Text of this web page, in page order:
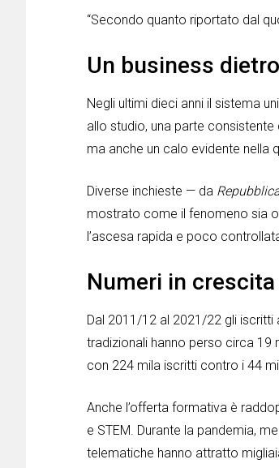
“Secondo quanto riportato dal
Un business
Negli ultimi dieci anni il sistema
allo studio, una parte
ma anche un calo evidente nella
Diverse inchieste — da
mostrato come il fenomeno sia
l’ascesa rapida e poco
Numeri in
Dal 2011/12 al 2021/22 gli iscritti
tradizionali hanno perso circa 19
con 224 mila iscritti contro i 44
Anche l’offerta formativa è
e STEM. Durante la pandemia,
telematiche hanno attratto